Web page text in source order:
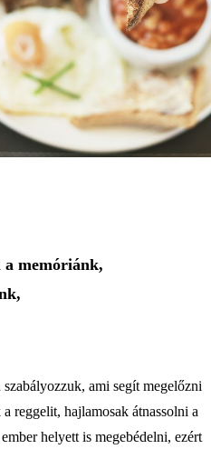
memóriánk,
ami segít megelőzni
reggelit, hajlamosak átnassolni a
helyett is megebédelni, ezért